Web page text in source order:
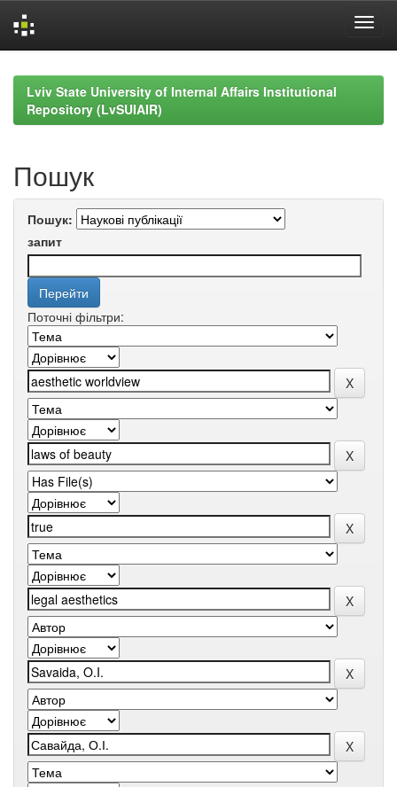
navigationLviv State University of Internal Affairs Institutional
Repository (LvSUIAIR)
Пошук
Пошук:
запит
Поточні фільтри: